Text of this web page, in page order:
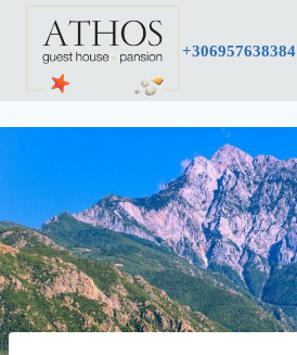
Skip
content
+306957638384